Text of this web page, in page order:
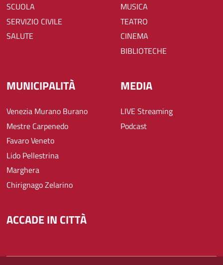
SCUOLA
SERVIZIO CIVILE
SALUTE
MUSICA
TEATRO
CINEMA
BIBLIOTECHE
MUNICIPALITÀ
Venezia Murano Burano
Mestre Carpenedo
Favaro Veneto
Lido Pellestrina
Marghera
Chirignago Zelarino
MEDIA
LIVE Streaming
Podcast
ACCADE IN CITTÀ